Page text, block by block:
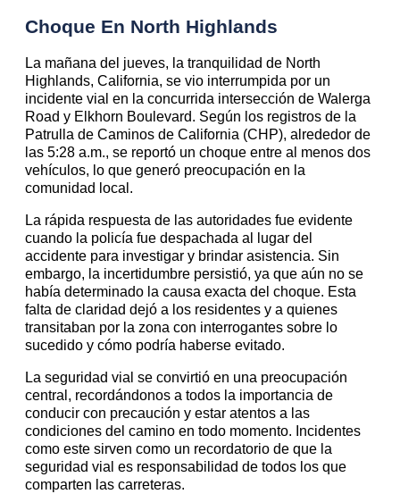
Choque En North Highlands
La mañana del jueves, la tranquilidad de North
Highlands, California, se vio interrumpida por un
incidente vial en la concurrida intersección de Walerga
Road y Elkhorn Boulevard. Según los registros de la
Patrulla de Caminos de California (CHP), alrededor de
las 5:28 a.m., se reportó un choque entre al menos dos
vehículos, lo que generó preocupación en la
comunidad local.
La rápida respuesta de las autoridades fue evidente
cuando la policía fue despachada al lugar del
accidente para investigar y brindar asistencia. Sin
embargo, la incertidumbre persistió, ya que aún no se
había determinado la causa exacta del choque. Esta
falta de claridad dejó a los residentes y a quienes
transitaban por la zona con interrogantes sobre lo
sucedido y cómo podría haberse evitado.
La seguridad vial se convirtió en una preocupación
central, recordándonos a todos la importancia de
conducir con precaución y estar atentos a las
condiciones del camino en todo momento. Incidentes
como este sirven como un recordatorio de que la
seguridad vial es responsabilidad de todos los que
comparten las carreteras.